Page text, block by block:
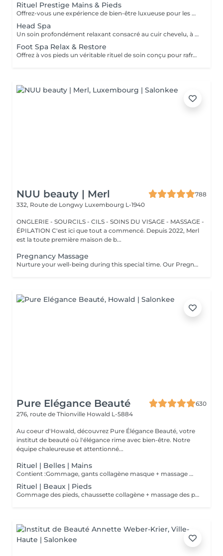
Rituel Prestige Mains & Pieds
Offrez-vous une expérience de bien-être luxueuse pour les mains et les pieds, conçue pour laisser votre peau douce, nourrie et parfaitement revitalisée. Soin des Pieds (45 min) Bain de Pieds Gommage des Pieds Massage des Pieds Soin à la Paraffine Chaude Soin des Mains (30 min) Gommage des Mains Massage des Mains Soin à la Paraffine Chaude Ce soin associe exfoliation, massage et chaleur apaisante de la paraffine pour adoucir la peau, favoriser la détente et procurer une sensation durable de confort aux mains et aux pieds.
Head Spa
Un soin profondément relaxant consacré au cuir chevelu, à la tête, à la nuque et au bien-être général. Des techniques de massage douces aident à soulager les tensions, stimuler la circulation et procurer une agréable sensation de détente tout en prenant soin du cuir chevelu et des cheveux. Le soin comprend un massage relaxant du cuir chevelu, un shampooing et un séchage des cheveux. Idéal pour réduire le stress, relâcher les tensions et profiter d'un véritable moment de détente.
Foot Spa Relax & Restore
Offrez à vos pieds un véritable rituel de soin conçu pour rafraîchir, adoucir et restaurer leur confort. Ce traitement associe un bain de pieds relaxant, un gommage exfoliant, un masque nourrissant, un soin à la paraffine et un massage des pieds pour laisser la peau douce, fraîche et revitalisée. Idéal pour les pieds fatigués nécessitant une attention particulière.
NUU beauty | Merl
788
332, Route de Longwy Luxembourg L-1940
ONGLERIE - SOURCILS - CILS - SOINS DU VISAGE - MASSAGE -
ÉPILATION C'est ici que tout a commencé. Depuis 2022, Merl
est la toute première maison de b...
Pregnancy Massage
Nurture your well-being during this special time. Our Pregnancy Massage is a gentle, relaxing treatment designed to reduce muscle tension, improve circulation, and ease discomfort commonly experienced during pregnancy. Soft, flowing techniques and comfortable side-lying positioning provide deep relaxation without placing pressure on the abdomen. Hypoallergenic, unscented oils are used to care for sensitive skin and maintain comfort throughout the session. This massage helps relieve tension in the lower back and shoulders, reduces swelling and heaviness in the legs, improves overall circulation, and promotes a sense of ease and balance in the body. This treatment is performed only with the approval of your doctor.
Pure Elégance Beauté
630
276, route de Thionville Howald L-5884
Au coeur d'Howald, découvrez Pure Élégance Beauté, votre
institut de beauté où l'élégance rime avec bien-être. Notre
équipe chaleureuse et attentionné...
Rituel | Belles | Mains
Contient :Gommage, gants collagène masque + massage mains
Rituel | Beaux | Pieds
Gommage des pieds, chaussette collagène + massage des pieds